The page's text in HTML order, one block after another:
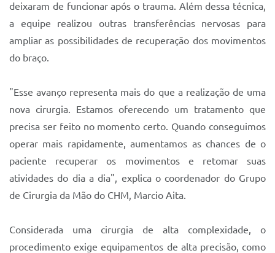
deixaram de funcionar após o trauma. Além dessa técnica,
a equipe realizou outras transferências nervosas para
ampliar as possibilidades de recuperação dos movimentos
do braço.
"Esse avanço representa mais do que a realização de uma
nova cirurgia. Estamos oferecendo um tratamento que
precisa ser feito no momento certo. Quando conseguimos
operar mais rapidamente, aumentamos as chances de o
paciente recuperar os movimentos e retomar suas
atividades do dia a dia", explica o coordenador do Grupo
de Cirurgia da Mão do CHM, Marcio Aita.
Considerada uma cirurgia de alta complexidade, o
procedimento exige equipamentos de alta precisão, como